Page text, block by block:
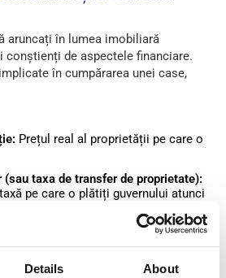
Details About
aruncați în lumea imobiliară
conștienți de aspectele financiare.
în cumpărarea unei case,
Prețul real al proprietății pe care o
(sau taxa de transfer de proprietate):
pe care o plătiți guvernului atunci
avea nevoie de un notar pentru a
juridice ale transferului